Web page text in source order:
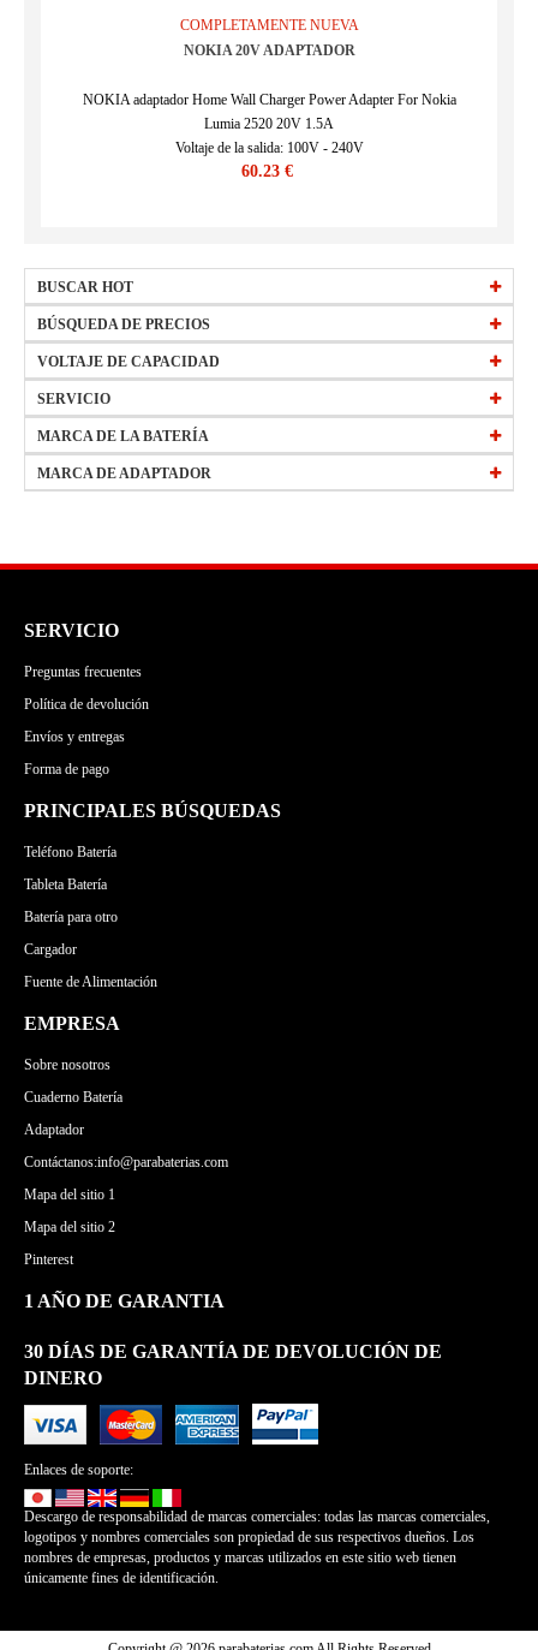
COMPLETAMENTE NUEVA
NOKIA 20V ADAPTADOR
NOKIA adaptador Home Wall Charger Power Adapter For Nokia
Lumia 2520 20V 1.5A
Voltaje de la salida: 100V - 240V
SKU : NOK17558
60.23 €
BUSCAR HOT
HW-34154184
EB-BT561ABE
L20M3PF1
W0Y6W
BÚSQUEDA DE PRECIOS
precio15 €- 29,99 €(Más)
precio30 €-44,99 €
precio45 € -59,99 € (Más)
precio60 € -74,99 € (Más)
VOLTAJE DE CAPACIDAD
todos bateria 2250mAh 10.8V
todos bateria 2400mAh 3.7V
todos bateria 2500mAh 3.8V
SERVICIO
Preguntas frecuentes
Política de devolución
MARCA DE LA BATERÍA
APPLE
MARCA DE ADAPTADOR
SERVICIO
Preguntas frecuentes
Política de devolución
Envíos y entregas
Forma de pago
PRINCIPALES BÚSQUEDAS
Teléfono Batería
Tableta Batería
Batería para otro
Cargador
Fuente de Alimentación
EMPRESA
Sobre nosotros
Cuaderno Batería
Adaptador
Contáctanos:info@parabaterias.com
Mapa del sitio 1
Mapa del sitio 2
Pinterest
1 AÑO DE GARANTIA
30 DÍAS DE GARANTÍA DE DEVOLUCIÓN DE
DINERO
Enlaces de soporte:
Descargo de responsabilidad de marcas comerciales: todas las marcas comerciales,
logotipos y nombres comerciales son propiedad de sus respectivos dueños. Los
nombres de empresas, productos y marcas utilizados en este sitio web tienen
únicamente fines de identificación.